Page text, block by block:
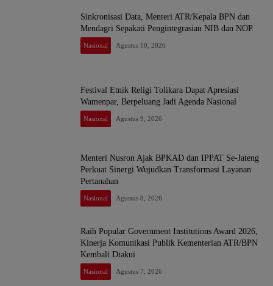
Sinkronisasi Data, Menteri ATR/Kepala BPN dan
Mendagri Sepakati Pengintegrasian NIB dan NOP.
Nasional Agustus 10, 2026
Festival Etnik Religi Tolikara Dapat Apresiasi
Wamenpar, Berpeluang Jadi Agenda Nasional
Nasional Agustus 9, 2026
Menteri Nusron Ajak BPKAD dan IPPAT Se-Jateng
Perkuat Sinergi Wujudkan Transformasi Layanan
Pertanahan
Nasional Agustus 8, 2026
Raih Popular Government Institutions Award 2026,
Kinerja Komunikasi Publik Kementerian ATR/BPN
Kembali Diakui
Nasional Agustus 7, 2026